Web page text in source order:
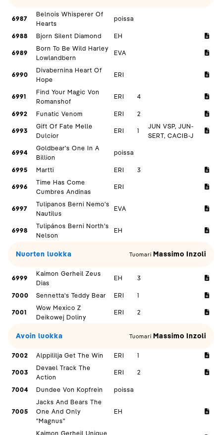
6987
Belnois Whisperer Of
Hearts
poissa
6988 Bjorn Silent Diamond EH
6989
Born To Be Wild Harley
Lowlandbern
EVA
6990
Divabernina Heart Of
Hope
ERI
6991
Find Your Magic Von
Romanshof
ERI 4
6992 Funatic Venom ERI 2
6993
Gift Of Fate Melle
Dulcior
ERI 1
JUN VSP, JUN-
SERT, CACIB-J
6994
Goldbear's One In A
Billion
poissa
6995 Martti ERI 3
6996
Time Has Come
Cumbres Andinas
ERI
6997
Tulipanos Berni Nemo's
Nautilus
EVA
6998
Tulipános Berni North's
Nelson
EH
Nuorten luokka Tuomari Massimo Inzoli
6999
Kaimon Gerheil Zeus
Dias
EH 3
7000 Sennetta's Teddy Bear ERI 1
7001
Wow Mexico Z
Deikowej Doliny
ERI 2
Avoin luokka Tuomari Massimo Inzoli
7002 Alppililja Get The Win ERI 1
7003
Devael Track The
Action
ERI 2
7004 Dundee Von Kopfrein poissa
7005
Jacks And Bears The
One And Only
"Magnus"
EH
Kaimon Gerheil Unique